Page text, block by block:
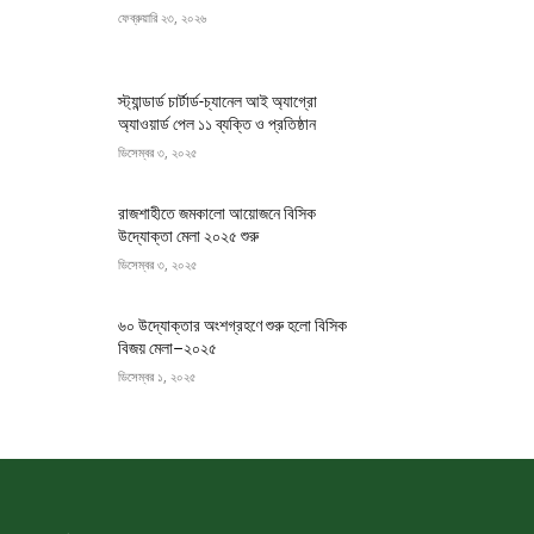
ফেব্রুয়ারি ২৩, ২০২৬
স্ট্যান্ডার্ড চার্টার্ড-চ্যানেল আই অ্যাগ্রো
অ্যাওয়ার্ড পেল ১১ ব্যক্তি ও প্রতিষ্ঠান
ডিসেম্বর ৩, ২০২৫
রাজশাহীতে জমকালো আয়োজনে বিসিক
উদ্যোক্তা মেলা ২০২৫ শুরু
ডিসেম্বর ৩, ২০২৫
৬০ উদ্যোক্তার অংশগ্রহণে শুরু হলো বিসিক
বিজয় মেলা–২০২৫
ডিসেম্বর ১, ২০২৫